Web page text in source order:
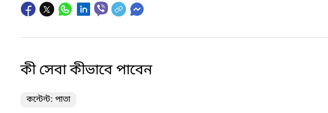
কী সেবা কীভাবে পাবেন
কন্টেন্ট: পাতা